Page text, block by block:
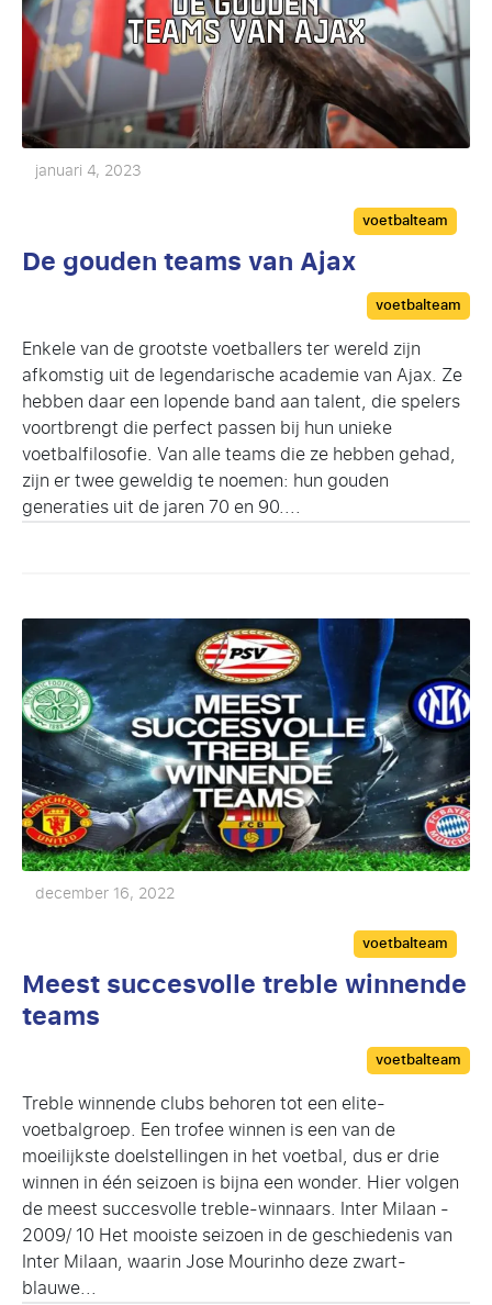
januari 4, 2023
Categories
voetbalteam
De gouden teams van Ajax
Categories
voetbalteam
Enkele van de grootste voetballers ter wereld zijn
afkomstig uit de legendarische academie van Ajax. Ze
hebben daar een lopende band aan talent, die spelers
voortbrengt die perfect passen bij hun unieke
voetbalfilosofie. Van alle teams die ze hebben gehad,
zijn er twee geweldig te noemen: hun gouden
generaties uit de jaren 70 en 90....
december 16, 2022
Categories
voetbalteam
Meest succesvolle treble winnende
teams
Categories
voetbalteam
Treble winnende clubs behoren tot een elite-
voetbalgroep. Een trofee winnen is een van de
moeilijkste doelstellingen in het voetbal, dus er drie
winnen in één seizoen is bijna een wonder. Hier volgen
de meest succesvolle treble-winnaars. Inter Milaan -
2009/ 10 Het mooiste seizoen in de geschiedenis van
Inter Milaan, waarin Jose Mourinho deze zwart-
blauwe...